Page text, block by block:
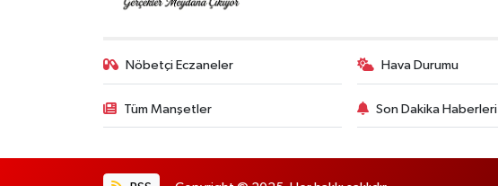
Nöbetçi Eczaneler Hava Durumu
Tüm Manşetler Son Dakika Haberleri